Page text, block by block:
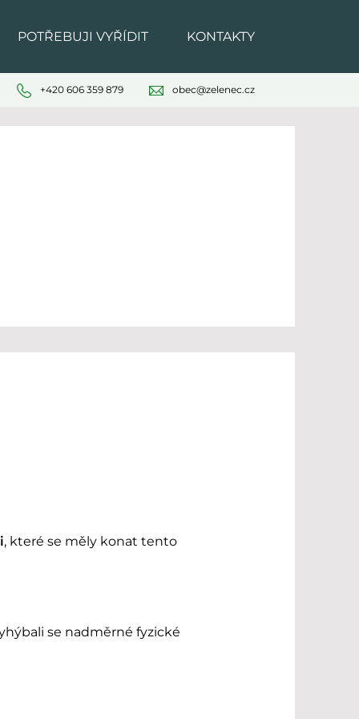
POTŘEBUJI VYŘÍDIT KONTAKTY
+420 606 359 879 obec@zelenec.cz
, které se měly konat tento
se nadměrné fyzické